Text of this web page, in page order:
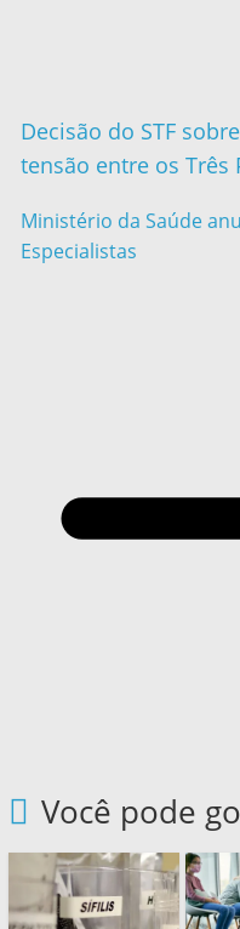
Decisão do STF
tensão entre os Três
Ministério da Saúde
Especialistas
Você pode